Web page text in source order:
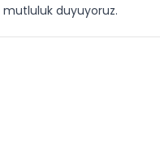
duyuyoruz.